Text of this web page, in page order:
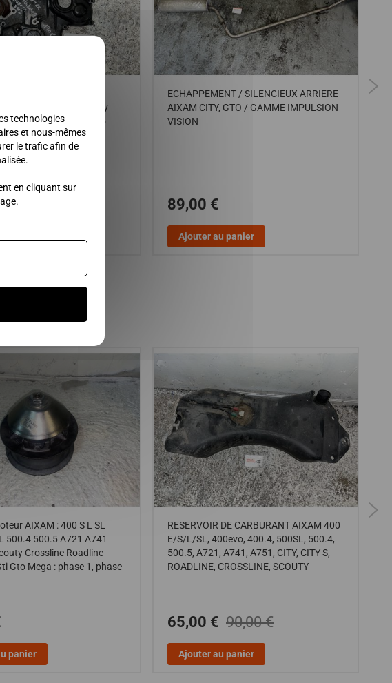
A741 A751 City Scouty
Crossover Gti Gto
1, phase 2
170,00 €
ECHAPPEMENT / SILENCIEUX ARRIERE
AIXAM CITY, GTO / GAMME IMPULSION
VISION
89,00 €
Ajouter au panier
par
AIXAM : 400 S L SL
500.4 500.5 A721 A741
Crossline Roadline
Gto Mega : phase 1, phase
panier
RESERVOIR DE CARBURANT AIXAM 400
E/S/L/SL, 400evo, 400.4, 500SL, 500.4,
500.5, A721, A741, A751, CITY, CITY S,
ROADLINE, CROSSLINE, SCOUTY
65,00 € 90,00 €
Ajouter au panier
technologies
et nous-mêmes
le trafic afin de
en cliquant sur